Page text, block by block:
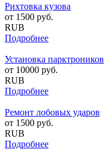
Рихтовка кузова
от 1500 руб.
RUB
Подробнее
Установка парктроников
от 10000 руб.
RUB
Подробнее
Ремонт лобовых ударов
от 1500 руб.
RUB
Подробнее